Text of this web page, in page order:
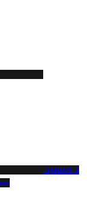
ajouter à